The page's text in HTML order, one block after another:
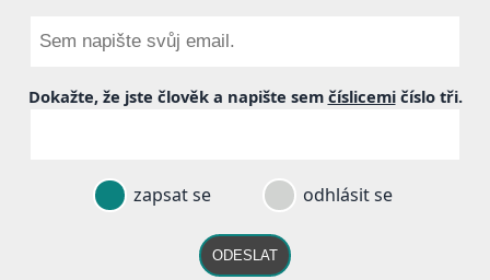
Dokažte, že jste člověk a napište sem číslicemičíslo tři.
zapsat se odhlásit se
ODESLAT